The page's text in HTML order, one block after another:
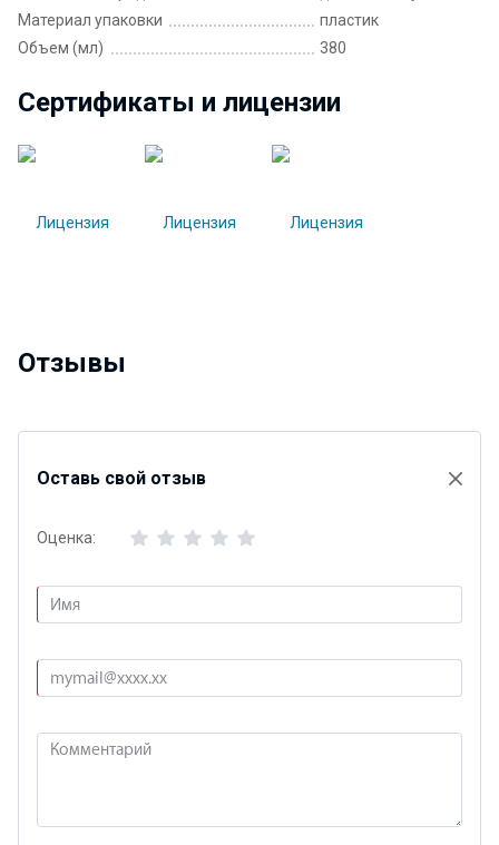
Материал упаковки
пластик
Объем (мл)
380
Сертификаты и лицензии
Отзывы
Оставь свой отзыв
Оценка: